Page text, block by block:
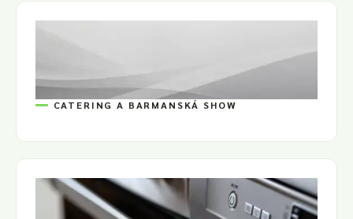
CATERING A BARMANSKÁ SHOW